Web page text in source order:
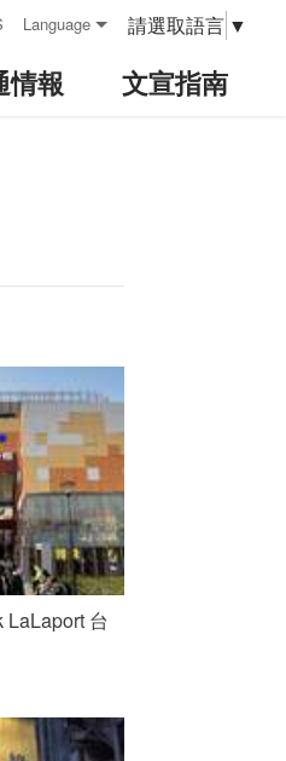
Language 請選取語言 ▼
情報 文宣指南
台